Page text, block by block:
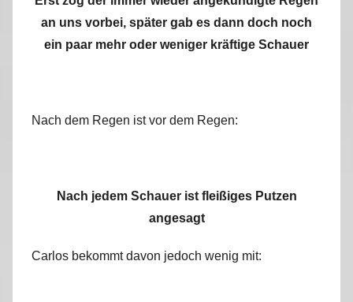
an uns vorbei, später gab es dann doch noch
ein paar mehr oder weniger kräftige Schauer
Nach dem Regen ist vor dem Regen:
Nach jedem Schauer ist fleißiges Putzen
angesagt
Carlos bekommt davon jedoch wenig mit: